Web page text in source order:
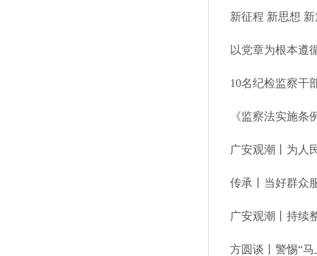
新征程 新思想
以党章为根本遵
10名纪检监察干
广安观潮丨为人
传承丨当好群众
广安观潮丨持续
方圆谈丨警惕“马